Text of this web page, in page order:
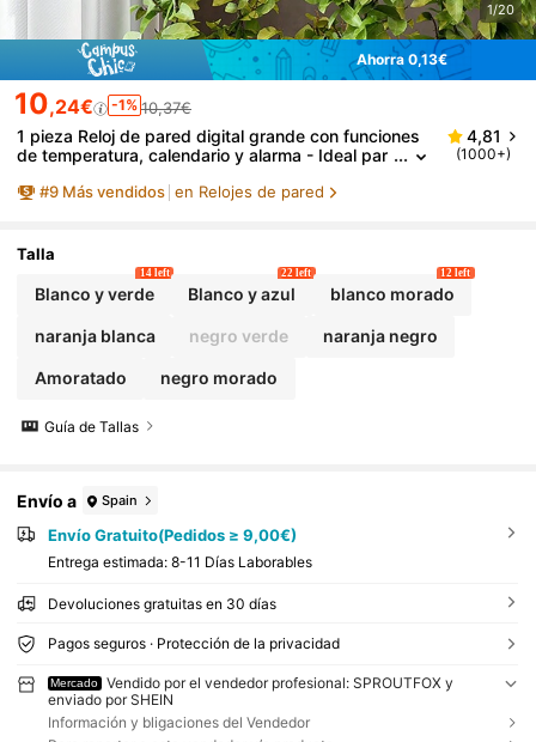
1/20
Ahorra 0,13€
10,24€ -1% 10,37€
1 pieza Reloj de pared digital grande con funciones
de temperatura, calendario y alarma - Ideal par
electrónico LED de gran tamaño, decoración del hog
mitorio, decoración de dormitorio, decoración de vu
elta a la escuela
4,81
(1000+)
#9 Más vendidos en Relojes de pared
Talla
Blanco y verde
14 left
Blanco y azul
22 left
blanco morado
12 left
naranja blanca negro verde naranja negro
Amoratado negro morado
Guía de Tallas
Envío a Spain
Envío Gratuito(Pedidos ≥ 9,00€)
Entrega estimada: 8-11 Días Laborables
Devoluciones gratuitas en 30 días
Pagos seguros · Protección de la privacidad
Mercado
Vendido por el vendedor profesional: SPROUTFOX y
enviado por SHEIN
Información y bligaciones del Vendedor